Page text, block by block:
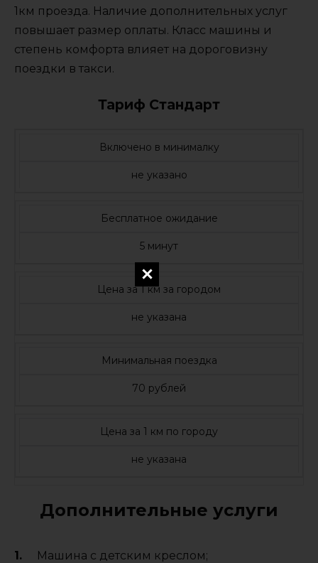
1км проезда. Наличие дополнительных услуг
повышает размер оплаты. Класс машины и
степень комфорта влияет на дороговизну
поездки в такси.
Тариф Стандарт
Включено в минималку
не указано
Бесплатное ожидание
5 минут
Цена за 1 км за городом
не указана
Минимальная поездка
70 рублей
Цена за 1 км по городу
не указана
Дополнительные услуги
Машина с детским креслом;